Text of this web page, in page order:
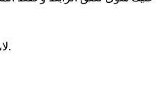
لا، لأسباب تتعلق بالخصوصية والأمان، يمكنك فقط تحميل المحتوى العام الذي يشاركه المنشئ للجميع.